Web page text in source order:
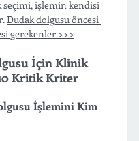
işlemin kendisi
Dudak dolgusu öncesi
gerekenler >>>
İçin Klinik
Kritik Kriter
İşlemini Kim